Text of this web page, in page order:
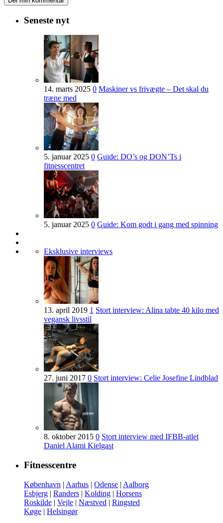
Seneste nyt
14. marts 2025 0 Maskiner vs frivægte – Det skal du
træne med
5. januar 2025 0 Guide: DO’s og DON’Ts i
fitnesscentret
5. januar 2025 0 Guide: Kom godt i gang med spinning
Eksklusive interviews
13. april 2019 1 Stort interview: Alina tabte 40 kilo med
vegansk livsstil
27. juni 2017 0 Stort interview: Celie Josefine Lindblad
8. oktober 2015 0 Stort interview med IFBB-atlet
Daniel Alami Kielgast
Fitnesscentre
København | Aarhus | Odense | Aalborg
Esbjerg | Randers | Kolding | Horsens
Roskilde | Vejle | Næstved | Ringsted
Køge | Helsingør